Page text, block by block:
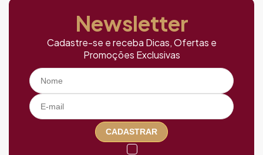
Newsletter
Cadastre-se e receba Dicas, Ofertas e
Promoções Exclusivas
CADASTRAR